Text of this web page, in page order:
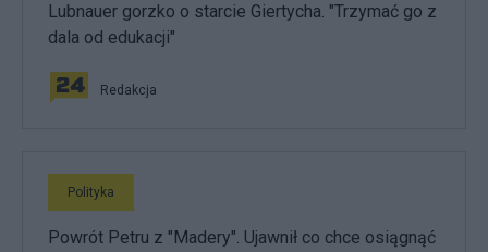
Lubnauer gorzko o starcie Giertycha. "Trzymać go z
dala od edukacji"
Redakcja
Polityka
Powrót Petru z "Madery". Ujawnił co chce osiągnąć